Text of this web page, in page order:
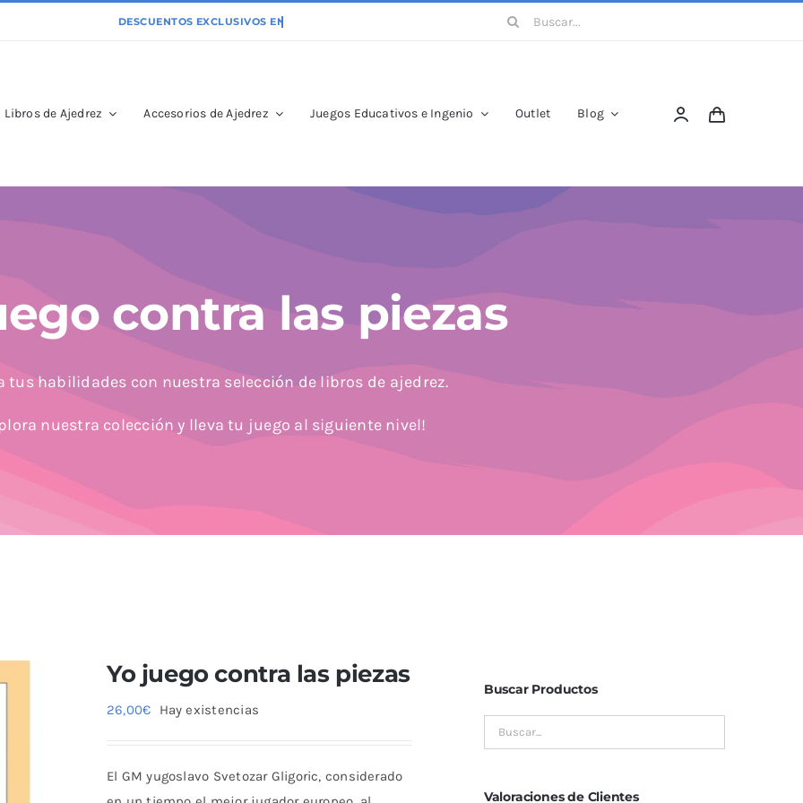
Buscar:
Libros de Ajedrez Accesorios de Ajedrez Juegos Educativos e Ingenio Outlet Blog
contra las piezas
tus habilidades con nuestra selección de libros de ajedrez.
nuestra colección y lleva tu juego al siguiente nivel!
Yo juego contra las piezas
26,00€ Hay existencias
El GM yugoslavo Svetozar Gligoric, considerado
Buscar Productos
Valoraciones de Clientes